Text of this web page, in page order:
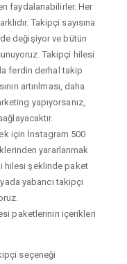
faydalanabilirler. Her
Takipçi sayısına
değişiyor ve bütün
Takipçi hilesi
ferdin derhal takip
artırılması, daha
yapıyorsanız,
için İnstagram 500
yararlanmak
hilesi şeklinde paket
yabancı takipçi
paketlerinin içerikleri
seçeneği